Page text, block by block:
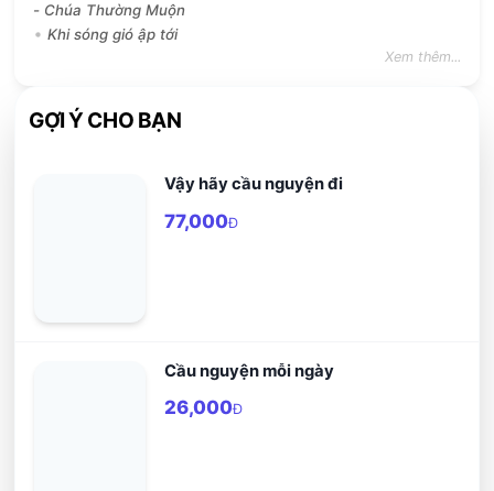
- Chúa Thường Muộn
Khi sóng gió ập tới
Xem thêm...
GỢI Ý CHO BẠN
Vậy hãy cầu nguyện đi
77,000Đ
Cầu nguyện mỗi ngày
26,000Đ